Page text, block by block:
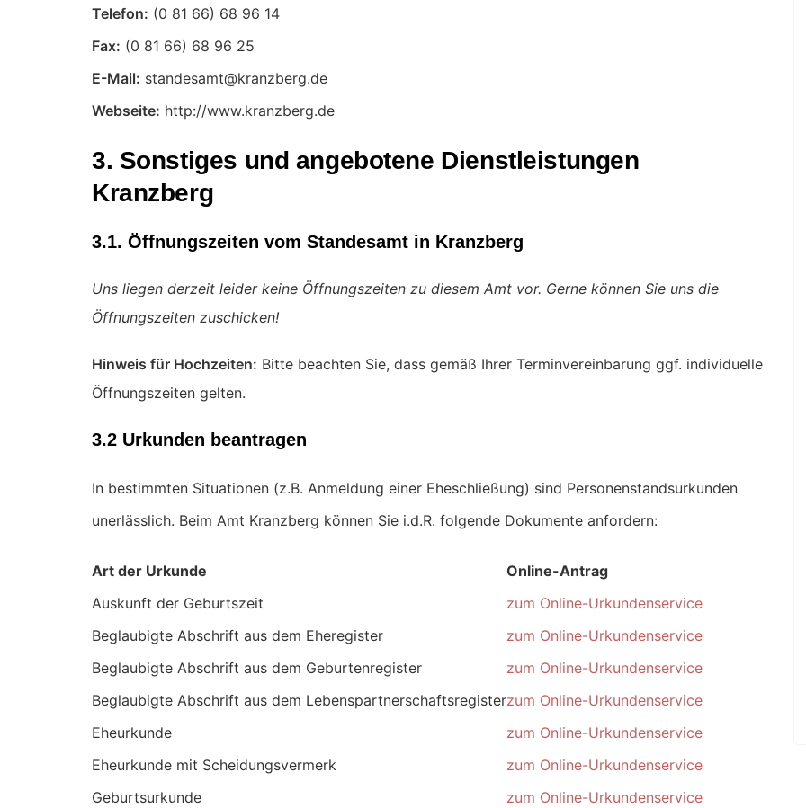
Telefon:
Fax:
E-Mail:
Webseite: http://www.kranzberg.de
3. Sonstiges und angebotene Dienstleistungen
Kranzberg
3.1. Öffnungszeiten vom Standesamt in Kranzberg
Uns liegen derzeit leider keine Öffnungszeiten zu diesem Amt vor. Gerne können Sie uns die
Öffnungszeiten zuschicken!
Hinweis für Hochzeiten: Bitte beachten Sie, dass gemäß Ihrer Terminvereinbarung ggf. individuelle
Öffnungszeiten gelten.
3.2 Urkunden beantragen
In bestimmten Situationen (z.B. Anmeldung einer Eheschließung) sind Personenstandsurkunden
unerlässlich. Beim Amt Kranzberg können Sie i.d.R. folgende Dokumente anfordern:
Art der Urkunde
Online-Antrag
Auskunft der Geburtszeit
zum Online-Urkundenservice
Beglaubigte Abschrift aus dem Eheregister
zum Online-Urkundenservice
Beglaubigte Abschrift aus dem Geburtenregister
zum Online-Urkundenservice
Beglaubigte Abschrift aus dem Lebenspartnerschaftsregisterzum Online-Urkundenservice
Eheurkunde
zum Online-Urkundenservice
Eheurkunde mit Scheidungsvermerk
zum Online-Urkundenservice
Geburtsurkunde
zum Online-Urkundenservice